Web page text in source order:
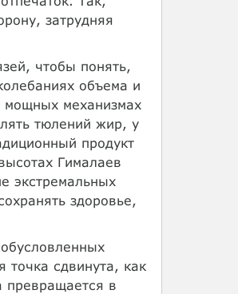
затрудняя
чтобы понять,
объема и
механизмах
тюлений жир, у
продукт
Гималаев
экстремальных
здоровье,
точка сдвинута, как
превращается в